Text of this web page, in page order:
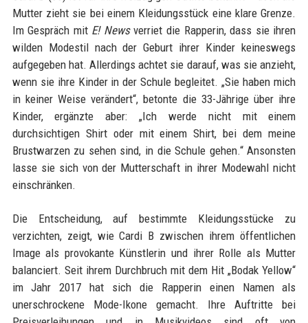
Mutter zieht sie bei einem Kleidungsstück eine klare Grenze.
Im Gespräch mit E! Newsverriet die Rapperin, dass sie ihren
wilden Modestil nach der Geburt ihrer Kinder keineswegs
aufgegeben hat. Allerdings achtet sie darauf, was sie anzieht,
wenn sie ihre Kinder in der Schule begleitet. „Sie haben mich
in keiner Weise verändert“, betonte die 33-Jährige über ihre
Kinder, ergänzte aber: „Ich werde nicht mit einem
durchsichtigen Shirt oder mit einem Shirt, bei dem meine
Brustwarzen zu sehen sind, in die Schule gehen.“ Ansonsten
lasse sie sich von der Mutterschaft in ihrer Modewahl nicht
einschränken.
Die Entscheidung, auf bestimmte Kleidungsstücke zu
verzichten, zeigt, wie Cardi B zwischen ihrem öffentlichen
Image als provokante Künstlerin und ihrer Rolle als Mutter
balanciert. Seit ihrem Durchbruch mit dem Hit „Bodak Yellow“
im Jahr 2017 hat sich die Rapperin einen Namen als
unerschrockene Mode-Ikone gemacht. Ihre Auftritte bei